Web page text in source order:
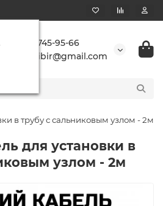
+7 923 745-95-66
buransibir@gmail.com
в трубу с сальниковым узлом - 2м
для установки в
узлом - 2м